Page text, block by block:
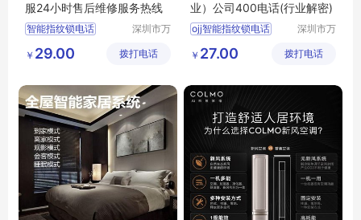
服24小时售后维修服务热线
智能指纹锁电话
智能智能锁厂家
智能智能锁官网维修
深圳市万
务有限公
￥ 29.00 拨打电话
业）公司400电话(行业解密)
ojj智能指纹锁电话
ojj智能智能锁厂家
ojj智能智能锁官网维修
深圳市万
务有限公
￥ 27.00 拨打电话